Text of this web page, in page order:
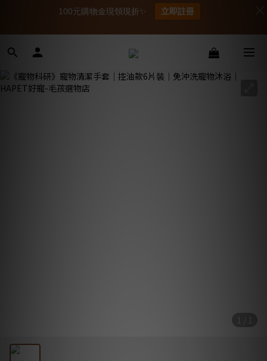
100元購物金現領現折✨ 立即註冊